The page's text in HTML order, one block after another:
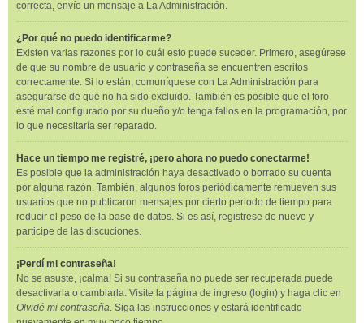
correcta, envíe un mensaje a La Administración.
¿Por qué no puedo identificarme?
Existen varias razones por lo cuál esto puede suceder. Primero, asegúrese
de que su nombre de usuario y contraseña se encuentren escritos
correctamente. Si lo están, comuníquese con La Administración para
asegurarse de que no ha sido excluido. También es posible que el foro
esté mal configurado por su dueño y/o tenga fallos en la programación, por
lo que necesitaría ser reparado.
Hace un tiempo me registré, ¡pero ahora no puedo conectarme!
Es posible que la administración haya desactivado o borrado su cuenta
por alguna razón. También, algunos foros periódicamente remueven sus
usuarios que no publicaron mensajes por cierto periodo de tiempo para
reducir el peso de la base de datos. Si es así, registrese de nuevo y
participe de las discuciones.
¡Perdí mi contraseña!
No se asuste, ¡calma! Si su contraseña no puede ser recuperada puede
desactivarla o cambiarla. Visite la página de ingreso (login) y haga clic en
Olvidé mi contraseña. Siga las instrucciones y estará identificado